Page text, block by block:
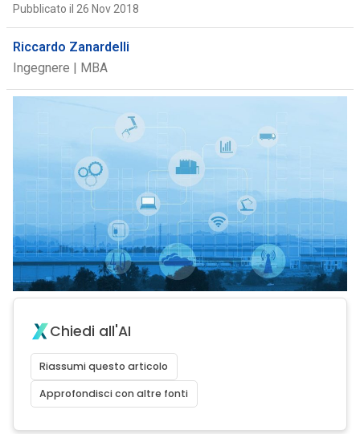
Pubblicato il 26 Nov 2018
Riccardo Zanardelli
Ingegnere | MBA
Chiedi all'AI
Riassumi questo articolo
Approfondisci con altre fonti